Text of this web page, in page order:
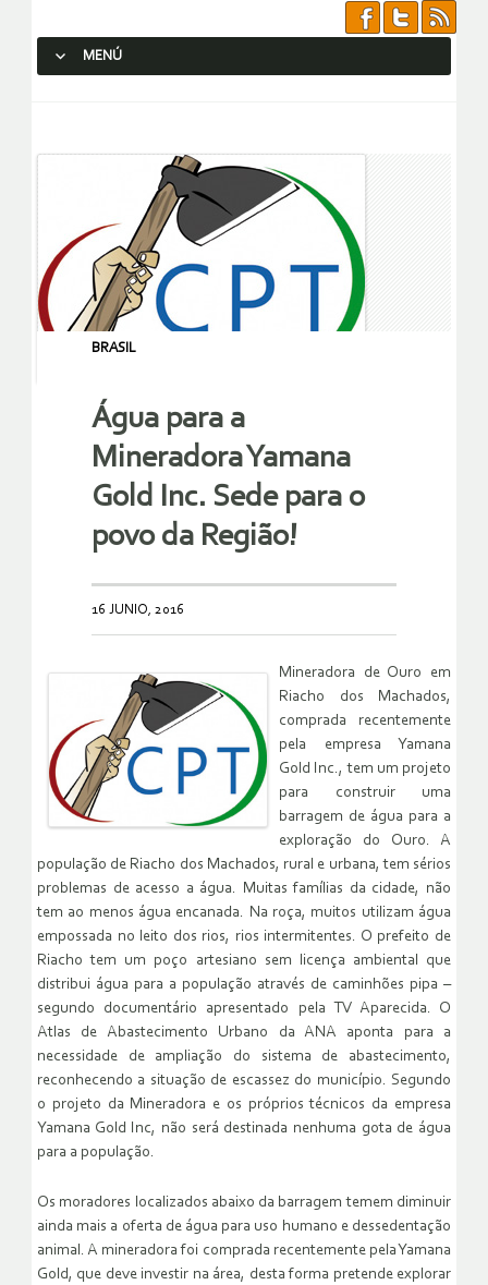
MENÚ
BRASIL
Água para a
Mineradora Yamana
Gold Inc. Sede para o
povo da Região!
16 JUNIO, 2016
Mineradora de Ouro em
Riacho dos Machados,
comprada recentemente
pela empresa Yamana
Gold Inc., tem um projeto
para construir uma
barragem de água para a
exploração do Ouro. A
população de Riacho dos Machados, rural e urbana, tem sérios
problemas de acesso a água. Muitas famílias da cidade, não
tem ao menos água encanada. Na roça, muitos utilizam água
empossada no leito dos rios, rios intermitentes. O prefeito de
Riacho tem um poço artesiano sem licença ambiental que
distribui água para a população através de caminhões pipa –
segundo documentário apresentado pela TV Aparecida. O
Atlas de Abastecimento Urbano da ANA aponta para a
necessidade de ampliação do sistema de abastecimento,
reconhecendo a situação de escassez do município. Segundo
o projeto da Mineradora e os próprios técnicos da empresa
Yamana Gold Inc, não será destinada nenhuma gota de água
para a população.
Os moradores localizados abaixo da barragem temem diminuir
ainda mais a oferta de água para uso humano e dessedentação
animal. A mineradora foi comprada recentemente pela Yamana
Gold, que deve investir na área, desta forma pretende explorar